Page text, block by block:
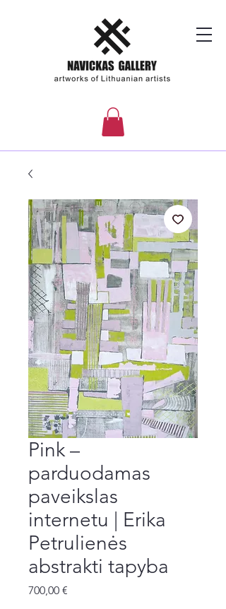
Pink –
parduodamas
paveikslas
internetu | Erika
Petrulienės
abstrakti tapyba
700,00 €